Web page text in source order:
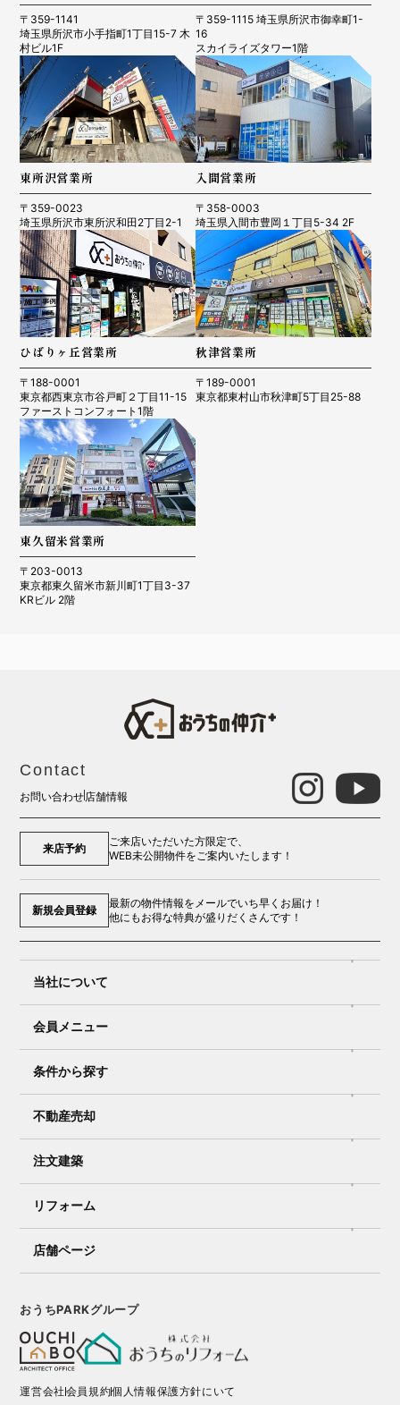
〒359-1141
埼玉県所沢市小手指町1丁目15-7 木
村ビル1F
〒359-1115 埼玉県所沢市御幸町1-
16
スカイライズタワー1階
東所沢営業所
〒359-0023
埼玉県所沢市東所沢和田2丁目2-1
入間営業所
〒358-0003
埼玉県入間市豊岡１丁目5-34 2F
ひばりヶ丘営業所
〒188-0001
東京都西東京市谷戸町２丁目11-15
ファーストコンフォート1階
秋津営業所
〒189-0001
東京都東村山市秋津町5丁目25-88
東久留米営業所
〒203-0013
東京都東久留米市新川町1丁目3-37
KRビル 2階
Contact
お問い合わせ店舗情報
来店予約
ご来店いただいた方限定で、
WEB未公開物件をご案内いたします！
新規会員登録
最新の物件情報をメールでいち早くお届け！
他にもお得な特典が盛りだくさんです！
当社について
会員メニュー
条件から探す
不動産売却
注文建築
リフォーム
店舗ページ
おうちPARKグループ
運営会社会員規約個人情報保護方針にいて